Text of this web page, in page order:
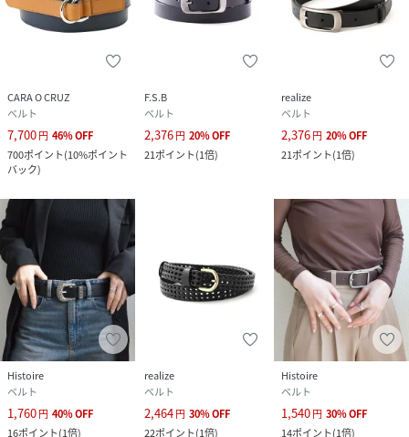
CARA O CRUZ
ベルト
7,700円 46%OFF
700ポイント(10%ポイント
バック)
F.S.B
ベルト
2,376円 20%OFF
21ポイント(1倍)
realize
ベルト
2,376円 20%OFF
21ポイント(1倍)
Histoire
ベルト
1,760円 40%OFF
16ポイント(1倍)
realize
ベルト
2,464円 30%OFF
22ポイント(1倍)
Histoire
ベルト
1,540円 30%OFF
14ポイント(1倍)